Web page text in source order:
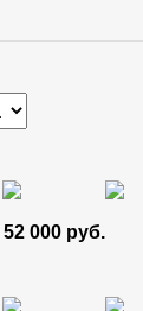
52 000 руб.